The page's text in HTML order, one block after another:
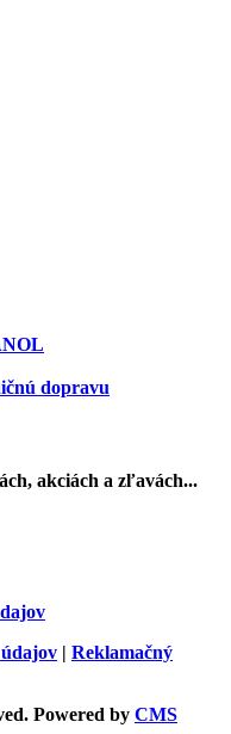
dopravu
akciách a zľavách...
| Reklamačný
Powered by CMS